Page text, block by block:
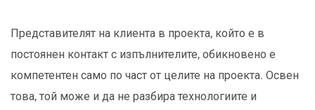
Представителят на клиента в проекта, който е в
постоянен контакт с изпълнителите, обикновено е
компетентен само по част от целите на проекта. Освен
това, той може и да не разбира технологиите и